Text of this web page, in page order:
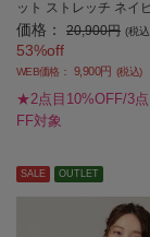
ット ストレッチ ネイ
【レディース】
価格： 20,900円 (税
53%off
WEB価格： 9,900円 (税込)
★2点目10%OFF/3
FF対象
SALE OUTLET